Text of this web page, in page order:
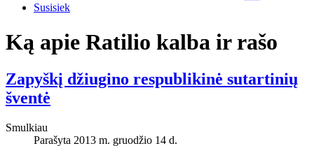
Susisiek
Ką apie Ratilio kalba ir rašo
Zapyškį džiugino respublikinė sutartinių
šventė
Smulkiau
Parašyta 2013 m. gruodžio 14 d.